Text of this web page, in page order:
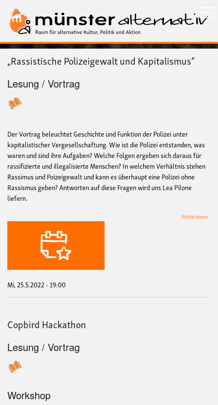
zum
Inhalt
„Rassistische Polizeigewalt und Kapitalismus“
Lesung / Vortrag
Der Vortrag beleuchtet Geschichte und Funktion der Polizei unter
kapitalistischer Vergesellschaftung. Wie ist die Polizei entstanden, was
waren und sind ihre Aufgaben? Welche Folgen ergeben sich daraus für
rassifizierte undillegalisierteMenschen? In welchem Verhältnis stehen
Rassimus und Poizeigewalt und kann es überhaupt eine Polizei ohne
Rassismus geben? Antworten auf diese Fragen wird uns Lea Pilone
liefern.
Weiterlesen
Mi, 25.5.2022 - 19:00
Copbird Hackathon
Lesung / Vortrag
Workshop